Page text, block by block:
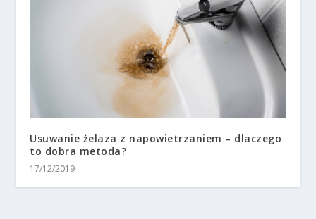
Usuwanie żelaza z napowietrzaniem – dlaczego
to dobra metoda?
17/12/2019